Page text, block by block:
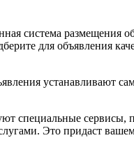
система размещения
для объявления
устанавливают
специальные сервисы,
Это придаст